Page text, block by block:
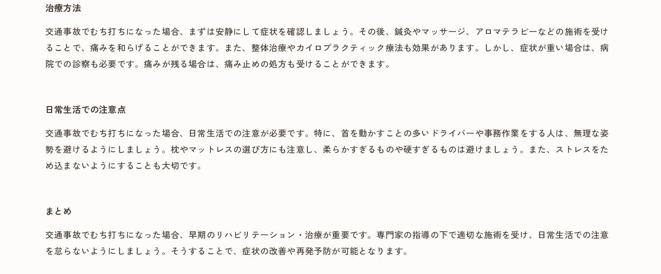
治療方法
交通事故でむち打ちになった場合、まずは安静にして症状を確認しましょう。その後、鍼灸やマッサージ、アロマテラピーなどの施術を受け
ることで、痛みを和らげることができます。また、整体治療やカイロプラクティック療法も効果があります。しかし、症状が重い場合は、病
院での診察も必要です。痛みが残る場合は、痛み止めの処方も受けることができます。
日常生活での注意点
交通事故でむち打ちになった場合、日常生活での注意が必要です。特に、首を動かすことの多いドライバーや事務作業をする人は、無理な姿
勢を避けるようにしましょう。枕やマットレスの選び方にも注意し、柔らかすぎるものや硬すぎるものは避けましょう。また、ストレスをた
め込まないようにすることも大切です。
まとめ
交通事故でむち打ちになった場合、早期のリハビリテーション・治療が重要です。専門家の指導の下で適切な施術を受け、日常生活での注意
を怠らないようにしましょう。そうすることで、症状の改善や再発予防が可能となります。